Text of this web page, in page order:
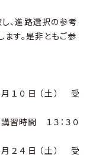
、進路選択の参考
す。是非ともご参
０日（土） 受
３０
日（土） 受